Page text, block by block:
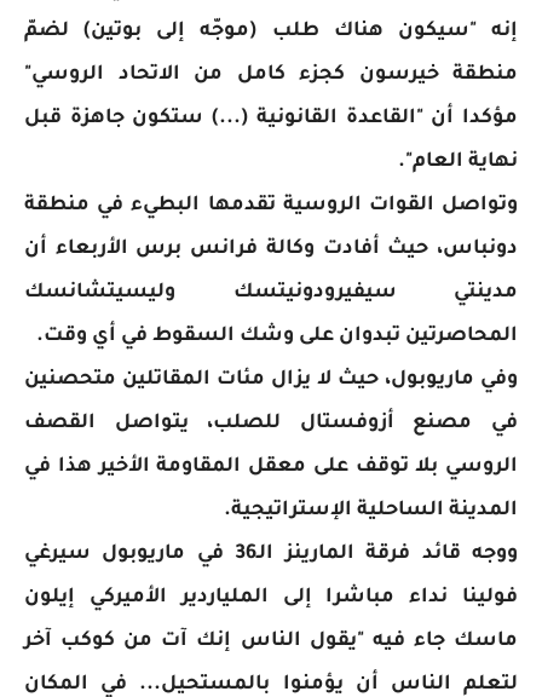
إنه "سيكون هناك طلب (موجّه إلى بوتين) لضمّ
منطقة خيرسون كجزء كامل من الاتحاد الروسي"
مؤكدا أن "القاعدة القانونية (...) ستكون جاهزة قبل
نهاية العام".
وتواصل القوات الروسية تقدمها البطيء في منطقة
دونباس، حيث أفادت وكالة فرانس برس الأربعاء أن
مدينتي سيفيرودونيتسك وليسيتشانسك
المحاصرتين تبدوان على وشك السقوط في أي وقت.
وفي ماريوبول، حيث لا يزال مئات المقاتلين متحصنين
في مصنع أزوفستال للصلب، يتواصل القصف
الروسي بلا توقف على معقل المقاومة الأخير هذا في
المدينة الساحلية الإستراتيجية.
ووجه قائد فرقة المارينز الـ36 في ماريوبول سيرغي
فولينا نداء مباشرا إلى الملياردير الأميركي إيلون
ماسك جاء فيه "يقول الناس إنك آت من كوكب آخر
لتعلم الناس أن يؤمنوا بالمستحيل... في المكان